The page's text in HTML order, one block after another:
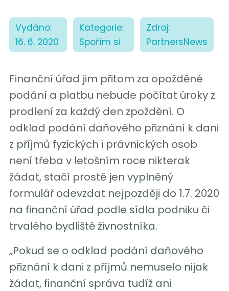
Vydáno:
16. 6. 2020
Kategorie:
Spořím si
Zdroj:
PartnersNews
Finanční úřad jim přitom za opožděné
podání a platbu nebude počítat úroky z
prodlení za každý den zpoždění. O
odklad podání daňového přiznání k dani
z příjmů fyzických i právnických osob
není třeba v letošním roce nikterak
žádat, stačí prostě jen vyplněný
formulář odevzdat nejpozději do 1.7. 2020
na finanční úřad podle sídla podniku či
trvalého bydliště živnostníka.
„Pokud se o odklad podání daňového
přiznání k dani z příjmů nemuselo nijak
žádat, finanční správa tudíž ani